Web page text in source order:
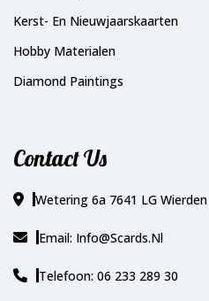
Kerst- En Nieuwjaarskaarten
Hobby Materialen
Diamond Paintings
Contact Us
Wetering 6a 7641 LG Wierden
Email: Info@scards.nl
Telefoon: 06 233 289 30